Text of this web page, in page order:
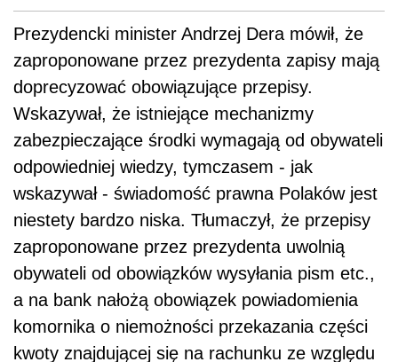
Prezydencki minister Andrzej Dera mówił, że
zaproponowane przez prezydenta zapisy mają
doprecyzować obowiązujące przepisy.
Wskazywał, że istniejące mechanizmy
zabezpieczające środki wymagają od obywateli
odpowiedniej wiedzy, tymczasem - jak
wskazywał - świadomość prawna Polaków jest
niestety bardzo niska. Tłumaczył, że przepisy
zaproponowane przez prezydenta uwolnią
obywateli od obowiązków wysyłania pism etc.,
a na bank nałożą obowiązek powiadomienia
komornika o niemożności przekazania części
kwoty znajdującej się na rachunku ze względu